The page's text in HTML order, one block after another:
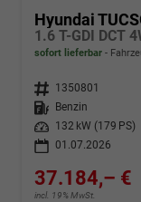
Hyundai
sofort lieferbar
Fahrzeugnr. 1350801
Kraftstoff
Benzin
Leistung
132 kW (179 PS)
01.07.2026
37.184,– €
incl. 19% MwSt.